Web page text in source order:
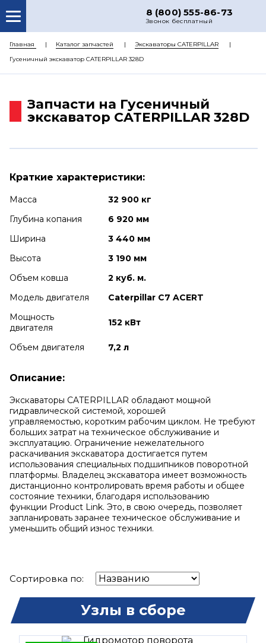
8 (800) 555-86-73
Звонок бесплатный
О НАС
КАТАЛОГ ЗАПЧАСТЕЙ
ДОСТАВКА
Главная Каталог запчастей
Экскаваторы CATERPILLAR
Гусеничный экскаватор CATERPILLAR 328D
Запчасти на Гусеничный
экскаватор CATERPILLAR 328D
Краткие характеристики:
Масса
32 900 кг
Глубина копания
6 920 мм
Ширина
3 440 мм
Высота
3 190 мм
Объем ковша
2 куб. м.
Модель двигателя
Caterpillar C7 ACERT
Мощность
двигателя
152 кВт
Объем двигателя 7,2 л
Описание:
Экскаваторы CATERPILLAR обладают мощной
гидравлической системой, хорошей
управляемостью, коротким рабочим циклом. Не требуют
больших затрат на техническое обслуживание и
эксплуатацию. Ограничение нежелательного
раскачивания экскаватора достигается путем
использования специальных подшипников поворотной
платформы. Владелец экскаватора имеет возможность
дистанционно контролировать время работы и общее
состояние техники, благодаря использованию
функции Product Link. Это, в свою очередь, позволяет
запланировать заранее техническое обслуживание и
уменьшить общий износ техники.
Сортировка по:
Узлы в сборе